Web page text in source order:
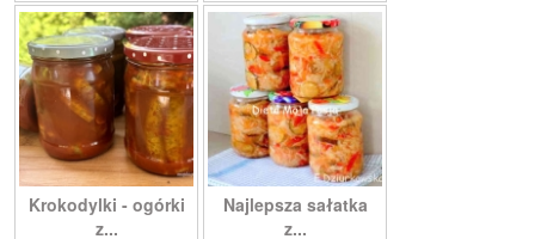
Krokodylki - ogórki
z...
Najlepsza sałatka
z...